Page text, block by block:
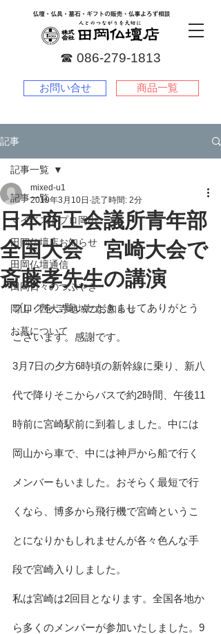
☎︎ 086-279-1813
お問い合せ 商品一覧
記事
記事一覧
マイベストプロ岡山
田岡仏壇店お知らせ
田岡仏壇通信
田岡日々のつぶやき
岡山・西大寺地域のお知らせ
お墓について
記事一覧
日本商工会議所青年部
全国大会 宮崎大会で
斎藤孝先生の講演
mixed-u1
2019年3月10日 読了時間: 2分
ブログをご覧いただきましてありがとう
ございます。感謝です。
3月7日の夕方6時頃の新幹線に乗り、新八
代で降りそこからバスで約2時間、午後11
時前に宮崎駅前に到着しました。中には
岡山から車で、中には神戸から船で行く
メンバーもいました。おそらく最短で行
くなら、博多から飛行機で宮崎というこ
とになりかもしれませんが各々色んな手
段で宮崎入りしました。
私は宮崎は2回目となります。全国各地か
ら多くのメンバーが参加いたしました。9